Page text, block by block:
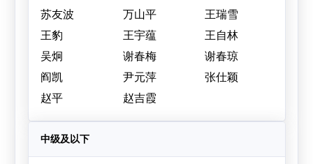
苏友波
万山平
王瑞雪
王豹
王宇蕴
王自林
吴炯
谢春梅
谢春琼
阎凯
尹元萍
张仕颖
赵平
赵吉霞
中级及以下